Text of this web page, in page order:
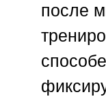
после